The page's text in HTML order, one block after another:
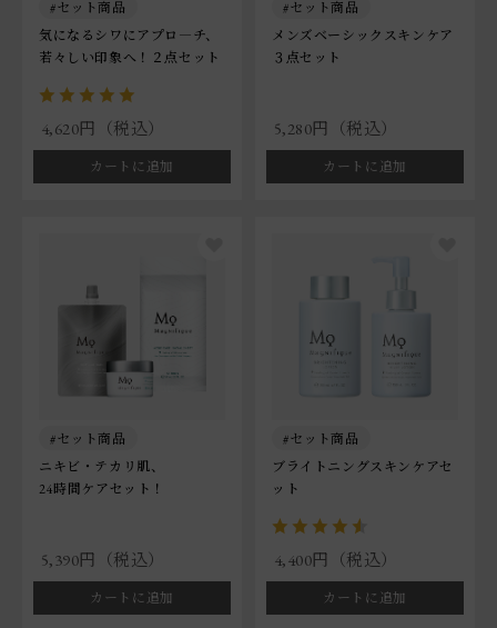
セット商品
気になるシワにアプロ―チ、
若々しい印象へ！２点セット
4,620円（税込）
カートに追加
セット商品
メンズベーシックスキンケア
３点セット
5,280円（税込）
カートに追加
セット商品
ニキビ・テカリ肌、
24時間ケアセット！
5,390円（税込）
カートに追加
セット商品
ブライトニングスキンケアセ
ット
4,400円（税込）
カートに追加